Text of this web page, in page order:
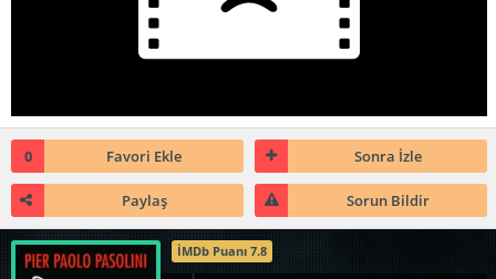
0 Favori Ekle Sonra İzle
Paylaş Sorun Bildir
İMDb Puanı 7.8